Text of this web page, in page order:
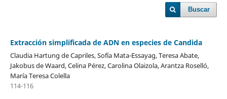
Buscar
Extracción simplificada de ADN en especies de Candida
Claudia Hartung de Capriles, Sofía Mata-Essayag, Teresa Abate,
Jakobus de Waard, Celina Pérez, Carolina Olaizola, Arantza Roselló,
María Teresa Colella
114-116